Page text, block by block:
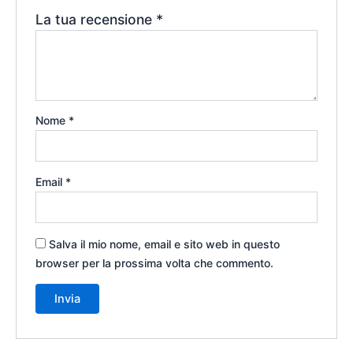
La tua recensione *
Nome *
Email *
Salva il mio nome, email e sito web in questo
browser per la prossima volta che commento.